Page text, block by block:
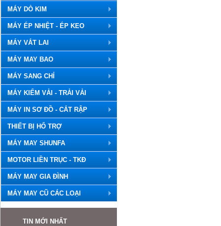
MÁY DÒ KIM
MÁY ÉP NHIỆT - ÉP KEO
MÁY VẮT LAI
MÁY MAY BAO
MÁY SANG CHỈ
MÁY KIỂM VẢI - TRẢI VẢI
MÁY IN SƠ ĐỒ - CẮT RẬP
THIẾT BỊ HỔ TRỢ
MÁY MAY SHUNFA
MOTOR LIỀN TRỤC - TKĐ
MÁY MAY GIA ĐÌNH
MÁY MAY CŨ CÁC LOẠI
TIN MỚI NHẤT